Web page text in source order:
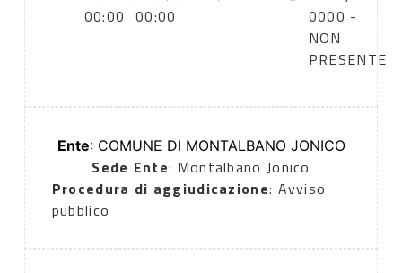
00:00 00:00
0000 -
NON
PRESENTE
Ente: COMUNE DI MONTALBANO JONICO
Sede Ente: Montalbano Jonico
Procedura di aggiudicazione: Avviso
pubblico